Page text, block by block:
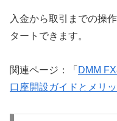
入金から取引までの操
タートできます。
関連ページ：「 DMM
口座開設ガイドとメリ